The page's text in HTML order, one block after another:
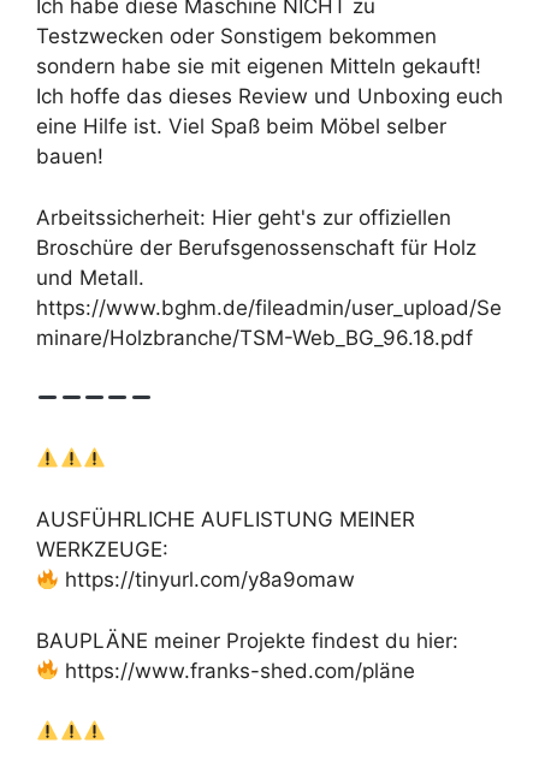
Ich habe diese Maschine NICHT zu
Testzwecken oder Sonstigem bekommen
sondern habe sie mit eigenen Mitteln gekauft!
Ich hoffe das dieses Review und Unboxing euch
eine Hilfe ist. Viel Spaß beim Möbel selber
bauen!
Arbeitssicherheit: Hier geht's zur offiziellen
Broschüre der Berufsgenossenschaft für Holz
und Metall.
https://www.bghm.de/fileadmin/user_upload/Se
minare/Holzbranche/TSM-Web_BG_96.18.pdf
AUSFÜHRLICHE AUFLISTUNG MEINER
WERKZEUGE:
https://tinyurl.com/y8a9omaw
BAUPLÄNE meiner Projekte findest du hier:
https://www.franks-shed.com/pläne